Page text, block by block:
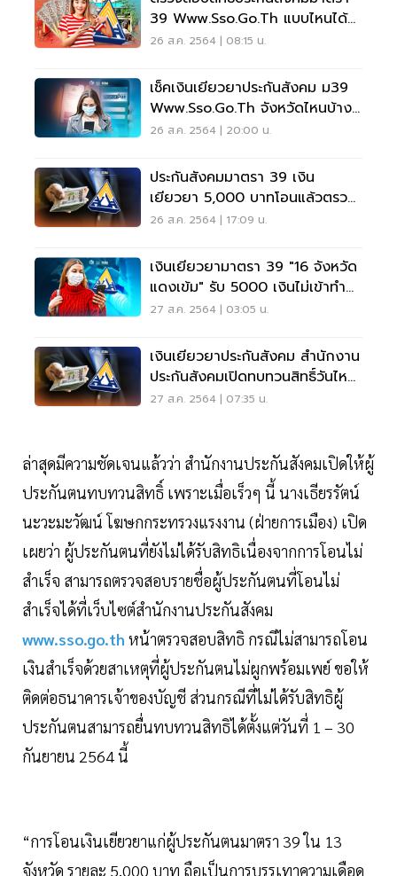
39 Www.sso.go.th แบบไหนได้
เงินชัวร์
26 ส.ค. 2564 | 08:15 น.
เช็คเงินเยียวยาประกันสังคม ม39
Www.sso.go.th จังหวัดไหนบ้าง
รับ 5,000 วันนี้
26 ส.ค. 2564 | 20:00 น.
ประกันสังคมมาตรา 39 เงิน
เยียวยา 5,000 บาทโอนแล้วตรวจ
สอบด่วนผ่านพร้อมเพย์
26 ส.ค. 2564 | 17:09 น.
เงินเยียวยามาตรา 39 "16 จังหวัด
แดงเข้ม" รับ 5000 เงินไม่เข้าทำ
อย่างไร มีคำตอบ
27 ส.ค. 2564 | 03:05 น.
เงินเยียวยาประกันสังคม สำนักงาน
ประกันสังคมเปิดทบทวนสิทธิ์วันไหน
เช็คเลย
27 ส.ค. 2564 | 07:35 น.
ล่าสุดมีความชัดเจนแล้วว่า สำนักงานประกันสังคมเปิดให้ผู้
ประกันตนทบทวนสิทธิ์ เพราะเมื่อเร็วๆ นี้ นางเธียรรัตน์
นะวะมะวัฒน์ โฆษกกระทรวงแรงงาน (ฝ่ายการเมือง) เปิด
เผยว่า ผู้ประกันตนที่ยังไม่ได้รับสิทธิเนื่องจากการโอนไม่
สำเร็จ สามารถตรวจสอบรายชื่อผู้ประกันตนที่โอนไม่
สำเร็จได้ที่เว็บไซต์สำนักงานประกันสังคม
www.sso.go.th หน้าตรวจสอบสิทธิ กรณีไม่สามารถโอน
เงินสำเร็จด้วยสาเหตุที่ผู้ประกันตนไม่ผูกพร้อมเพย์ ขอให้
ติดต่อธนาคารเจ้าของบัญชี ส่วนกรณีที่ไม่ได้รับสิทธิผู้
ประกันตนสามารถยื่นทบทวนสิทธิได้ตั้งแต่วันที่ 1 – 30
กันยายน 2564 นี้
“การโอนเงินเยียวยาแก่ผู้ประกันตนมาตรา 39 ใน 13
จังหวัด รายละ 5,000 บาท ถือเป็นการบรรเทาความเดือด